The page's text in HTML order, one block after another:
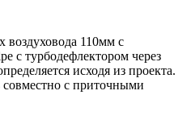
воздуховода 110мм с
с турбодефлектором через
исходя из проекта.
совместно с приточными